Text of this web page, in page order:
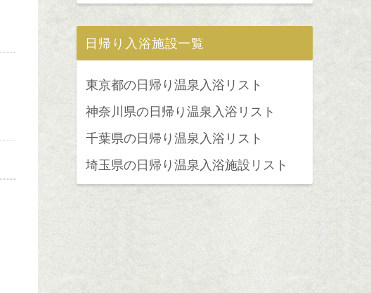
日帰り入浴施設一覧
東京都の日帰り温泉入浴リスト
神奈川県の日帰り温泉入浴リスト
千葉県の日帰り温泉入浴リスト
埼玉県の日帰り温泉入浴施設リスト